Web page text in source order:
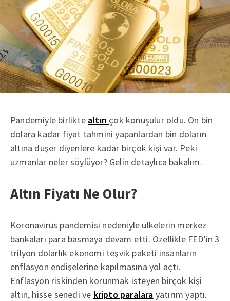
Pandemiyle birlikte altın çok konuşulur oldu. On bin
dolara kadar fiyat tahmini yapanlardan bin doların
altına düşer diyenlere kadar birçok kişi var. Peki
uzmanlar neler söylüyor? Gelin detaylıca bakalım.
Altın Fiyatı Ne Olur?
Koronavirüs pandemisi nedeniyle ülkelerin merkez
bankaları para basmaya devam etti. Özellikle FED'in 3
trilyon dolarlık ekonomi teşvik paketi insanların
enflasyon endişelerine kapılmasına yol açtı.
Enflasyon riskinden korunmak isteyen birçok kişi
altın, hisse senedi ve kripto paralara yatırım yaptı.